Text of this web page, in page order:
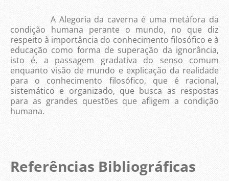
A Alegoria da caverna é uma metáfora da
condição humana perante o mundo, no que diz
respeito à importância do conhecimento filosófico e à
educação como forma de superação da ignorância,
isto é, a passagem gradativa do senso comum
enquanto visão de mundo e explicação da realidade
para o conhecimento filosófico, que é racional,
sistemático e organizado, que busca as respostas
para as grandes questões que afligem a condição
humana.
Referências Bibliográficas